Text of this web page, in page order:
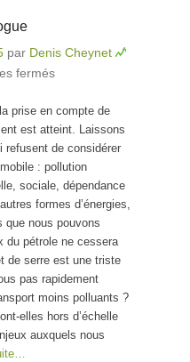
par Denis Cheynet
fermés
prise en compte de
est atteint. Laissons
refusent de considérer
: pollution
sociale, dépendance
formes d’énergies,
que nous pouvons
du pétrole ne cessera
de serre est une triste
pas rapidement
moins polluants ?
elles hors d’échelle
auxquels nous